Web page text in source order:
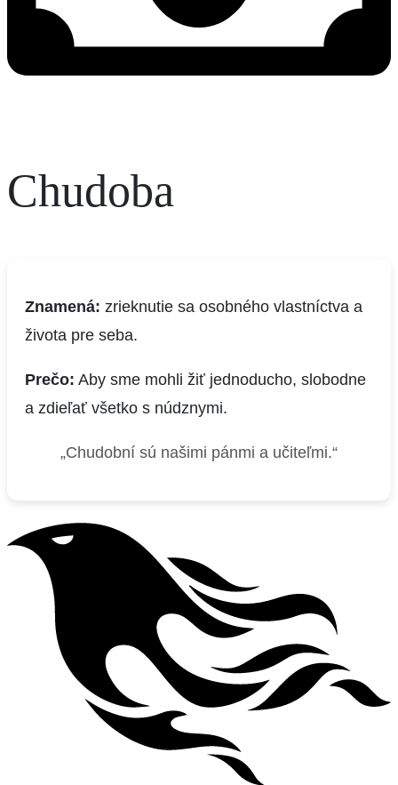
Chudoba
Znamená: zrieknutie sa osobného vlastníctva a
života pre seba.
Prečo: Aby sme mohli žiť jednoducho, slobodne
a zdieľať všetko s núdznymi.
„Chudobní sú našimi pánmi a učiteľmi.“